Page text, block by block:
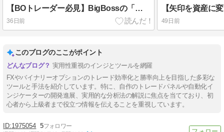
【BOトレーダー必見】BigBossの「現金プレゼント」は10万ドルを狙うな！自己資金ゼロで現実的に現金を狙う「裏技」とは？
36日前 49日前
このブログのここがポイント
実用性重視のインジとツールを網羅
FXやバイナリーオプションのトレード効率化と勝率向上を目指した多彩な
ツールと手法を紹介しています。特に、自作のトレードパネルや自動化イ
ンジケーターの開発進展、実用的な分析法の解説に焦点を当てており、初
心者から上級者まで役立つ情報を伝えることを重視しています。
1975054 5